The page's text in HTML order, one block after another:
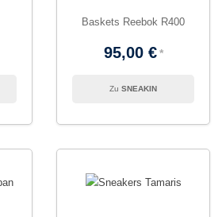
Baskets Reebok R400
95,00 €
SNEAKIN